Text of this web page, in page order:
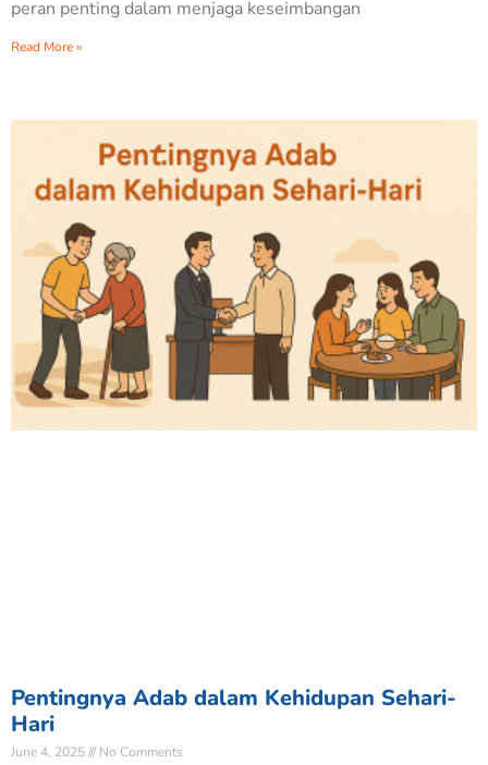
peran penting dalam menjaga keseimbangan
Read More »
Pentingnya Adab dalam Kehidupan Sehari-
Hari
June 4, 2025 No Comments